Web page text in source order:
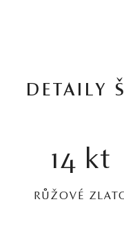
DETAILY
14 kt
RŮŽOVÉ